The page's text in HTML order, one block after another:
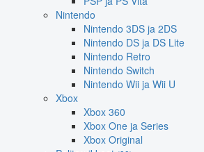
Nintendo
Nintendo 3DS ja 2DS
Nintendo DS ja DS Lite
Nintendo Retro
Nintendo Switch
Nintendo Wii ja Wii U
Xbox
Xbox 360
Xbox One ja Series
Xbox Original